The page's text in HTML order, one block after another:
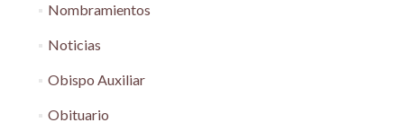
Nombramientos
Noticias
Obispo Auxiliar
Obituario